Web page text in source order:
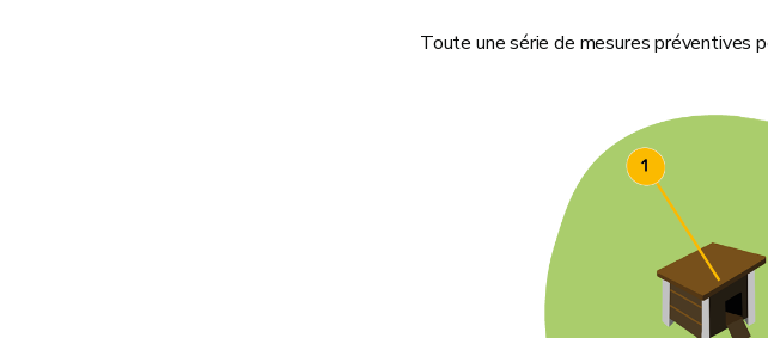
Toute une série de mesures préventives